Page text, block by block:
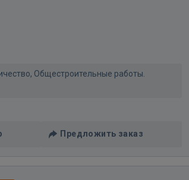
Общестроительные работы.
Предложить заказ